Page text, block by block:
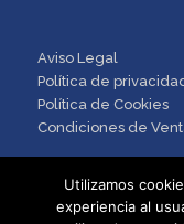
Aviso Legal
Política de
Política de Cookies
Condiciones de
Utilizamos
experiencia al